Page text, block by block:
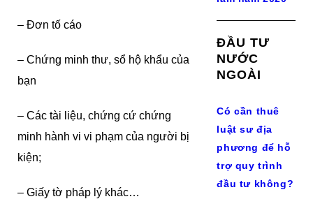
– Đơn tố cáo
– Chứng minh thư, sổ hộ khẩu của
bạn
– Các tài liệu, chứng cứ chứng
minh hành vi vi phạm của người bị
kiện;
– Giấy tờ pháp lý khác…
ĐẦU TƯ
NƯỚC
NGOÀI
Có cần thuê
luật sư địa
phương để hỗ
trợ quy trình
đầu tư không?